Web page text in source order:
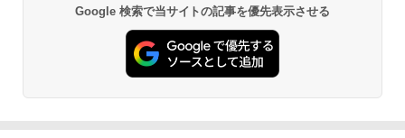
Google 検索で当サイトの記事を優先表示させる